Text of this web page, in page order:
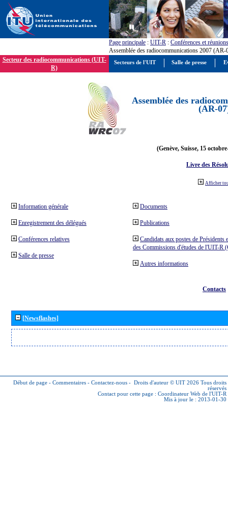
Page principale : UIT-R : Conférences et réunions
Assemblée des radiocommunications 2007 (AR-
Secteur des radiocommunications (UIT-
R)
Assemblée des
(AR-
(Genève, Suisse, 15
Livre des
Afficher
Information générale
Enregistrement des délégués
Conférences relatives
Salle de presse
Documents
Publications
Candidats aux postes de Présidents
des Commissions d'études de l'UIT-R
Autres informations
Contacts
[Newsflashes]
Début de page - Commentaires - Contactez-nous - Droits d'auteur © UIT 2026 Tous droits
réservés
Contact pour cette page : Coordinateur Web de l'UIT-R
Mis à jour le : 2013-01-30
Secteurs de l'UIT Salle de presse